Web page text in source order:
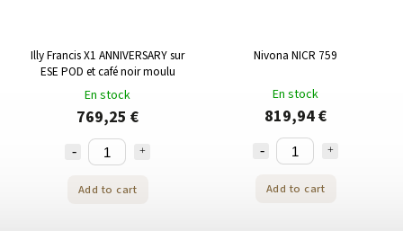
Illy Francis X1 ANNIVERSARY sur
ESE POD et café noir moulu
En stock
769,25 €
Add to cart
Nivona NICR 759
En stock
819,94 €
Add to cart